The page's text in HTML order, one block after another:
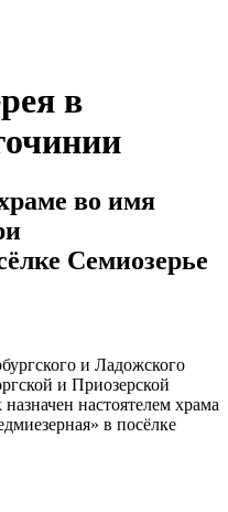
в
во имя
Семиозерье
и Ладожского
и Приозерской
настоятелем храма
в посёлке